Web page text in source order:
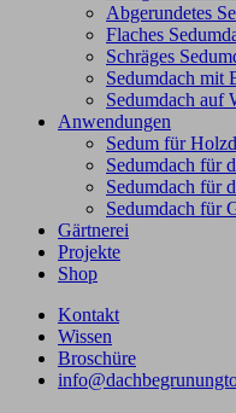
Abgerundetes
Flaches
Schräges
Sedumdach mit
Sedumdach auf
Anwendungen
Sedum für
Sedumdach für
Sedumdach für
Sedumdach für
Gärtnerei
Projekte
Shop
Kontakt
Wissen
Broschüre